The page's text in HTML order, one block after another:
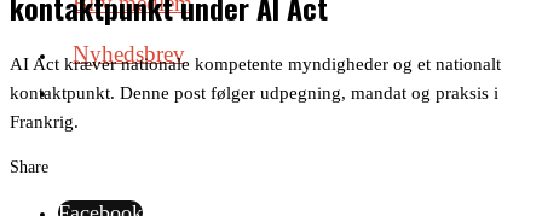
Nyhedsbrev
AI Act kræver nationale kompetente myndigheder og et nationalt
kontaktpunkt. Denne post følger udpegning, mandat og praksis i
Frankrig.
Share